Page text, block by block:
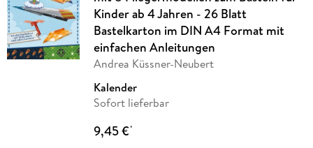
Kinder ab 4 Jahren - 26 Blatt
Bastelkarton im DIN A4 Format mit
einfachen Anleitungen
Andrea Küssner-Neubert
Kalender
Sofort lieferbar
9,45 €*